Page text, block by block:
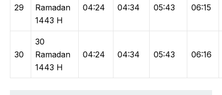
29
Ramadan
1443 H
04:24 04:34 05:43 06:15
30
30
Ramadan
1443 H
04:24 04:34 05:43 06:16